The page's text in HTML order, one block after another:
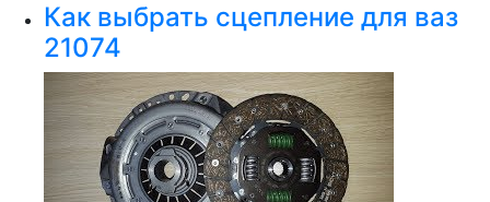
Как выбрать сцепление для ваз
21074